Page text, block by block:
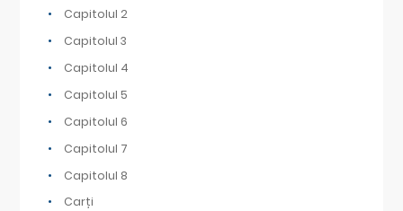
Capitolul 2
Capitolul 3
Capitolul 4
Capitolul 5
Capitolul 6
Capitolul 7
Capitolul 8
Carți